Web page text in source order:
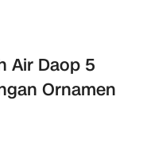
Air Daop 5
Ornamen